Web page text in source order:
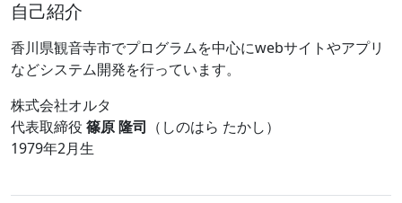
自己紹介
香川県観音寺市でプログラムを中心にwebサイトやアプリ
などシステム開発を行っています。
株式会社オルタ
代表取締役 篠原 隆司 （しのはら たかし）
1979年2月生